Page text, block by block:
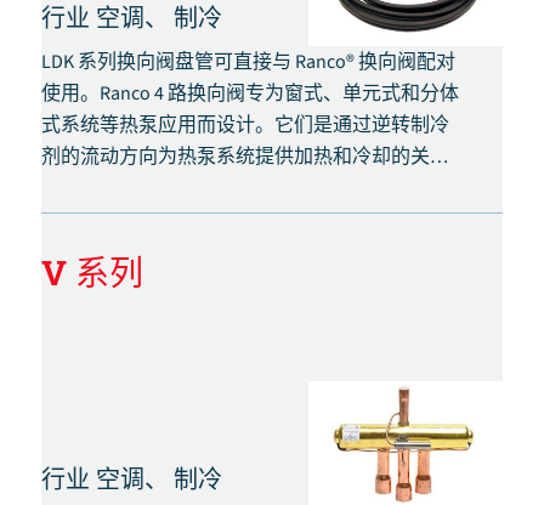
行业 空调、 制冷
LDK 系列换向阀盘管可直接与 Ranco® 换向阀配对
使用。Ranco 4 路换向阀专为窗式、单元式和分体
式系统等热泵应用而设计。它们是通过逆转制冷
剂的流动方向为热泵系统提供加热和冷却的关键
先导阀，可在热泵系统的全压下工作。
V 系列
行业 空调、 制冷